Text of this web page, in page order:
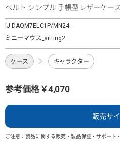
ベルト シンプル 手帳型レザーケース
IJ-DAQM7ELC1P/MN24
ミニーマウス_sitting2
ケース キャラクター
参考価格￥4,070
販売サ
ご注意：製品に関する販売・製品保証・サポート